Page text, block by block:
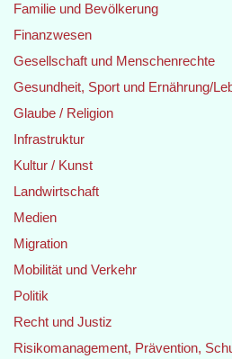
Familie und Bevölkerung
Finanzwesen
Gesellschaft und Menschenrechte
Gesundheit, Sport und Ernährung/
Glaube / Religion
Infrastruktur
Kultur / Kunst
Landwirtschaft
Medien
Migration
Mobilität und Verkehr
Politik
Recht und Justiz
Risikomanagement, Prävention,